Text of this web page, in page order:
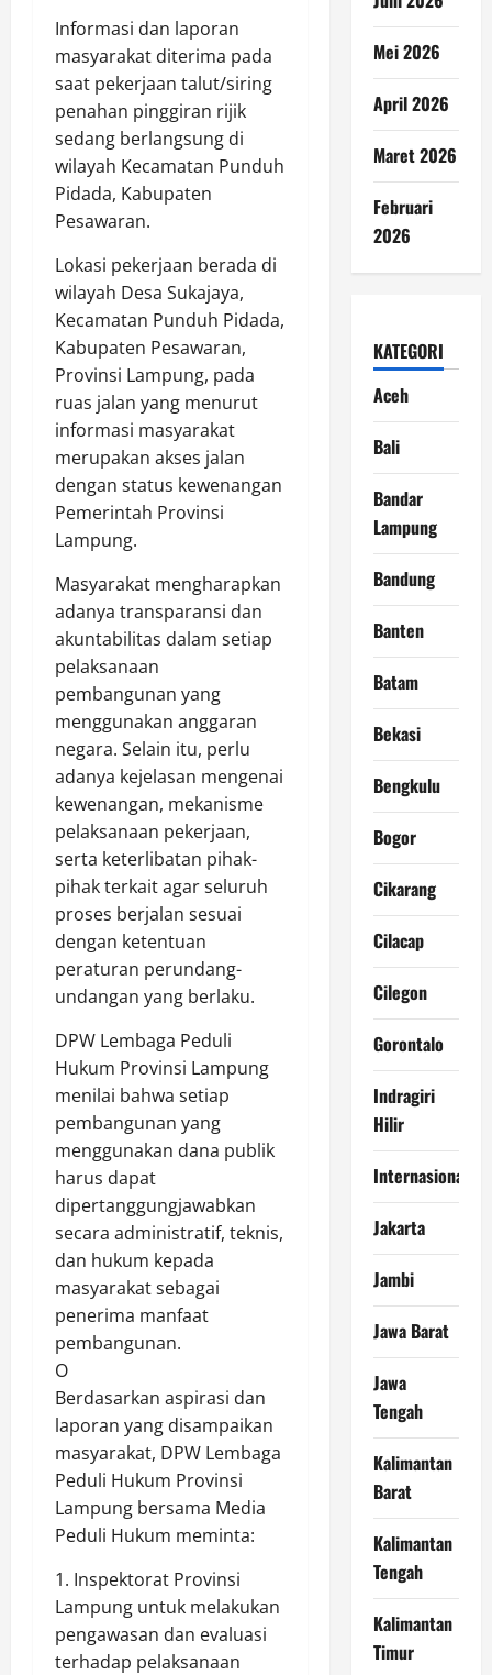
Informasi dan laporan
masyarakat diterima pada
saat pekerjaan talut/siring
penahan pinggiran rijik
sedang berlangsung di
wilayah Kecamatan Punduh
Pidada, Kabupaten
Pesawaran.
Lokasi pekerjaan berada di
wilayah Desa Sukajaya,
Kecamatan Punduh Pidada,
Kabupaten Pesawaran,
Provinsi Lampung, pada
ruas jalan yang menurut
informasi masyarakat
merupakan akses jalan
dengan status kewenangan
Pemerintah Provinsi
Lampung.
Masyarakat mengharapkan
adanya transparansi dan
akuntabilitas dalam setiap
pelaksanaan
pembangunan yang
menggunakan anggaran
negara. Selain itu, perlu
adanya kejelasan mengenai
kewenangan, mekanisme
pelaksanaan pekerjaan,
serta keterlibatan pihak-
pihak terkait agar seluruh
proses berjalan sesuai
dengan ketentuan
peraturan perundang-
undangan yang berlaku.
DPW Lembaga Peduli
Hukum Provinsi Lampung
menilai bahwa setiap
pembangunan yang
menggunakan dana publik
harus dapat
dipertanggungjawabkan
secara administratif, teknis,
dan hukum kepada
masyarakat sebagai
penerima manfaat
pembangunan.
O
Berdasarkan aspirasi dan
laporan yang disampaikan
masyarakat, DPW Lembaga
Peduli Hukum Provinsi
Lampung bersama Media
Peduli Hukum meminta:
1. Inspektorat Provinsi
Lampung untuk melakukan
pengawasan dan evaluasi
terhadap pelaksanaan
Mei 2026
April 2026
Maret 2026
Februari
2026
KATEGORI
Aceh
Bali
Bandar
Lampung
Bandung
Banten
Batam
Bekasi
Bengkulu
Bogor
Cikarang
Cilacap
Cilegon
Gorontalo
Indragiri
Hilir
Internasional
Jakarta
Jambi
Jawa Barat
Jawa
Tengah
Kalimantan
Barat
Kalimantan
Tengah
Kalimantan
Timur